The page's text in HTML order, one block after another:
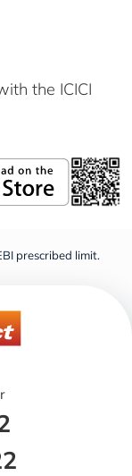
the ICICI
prescribed limit.